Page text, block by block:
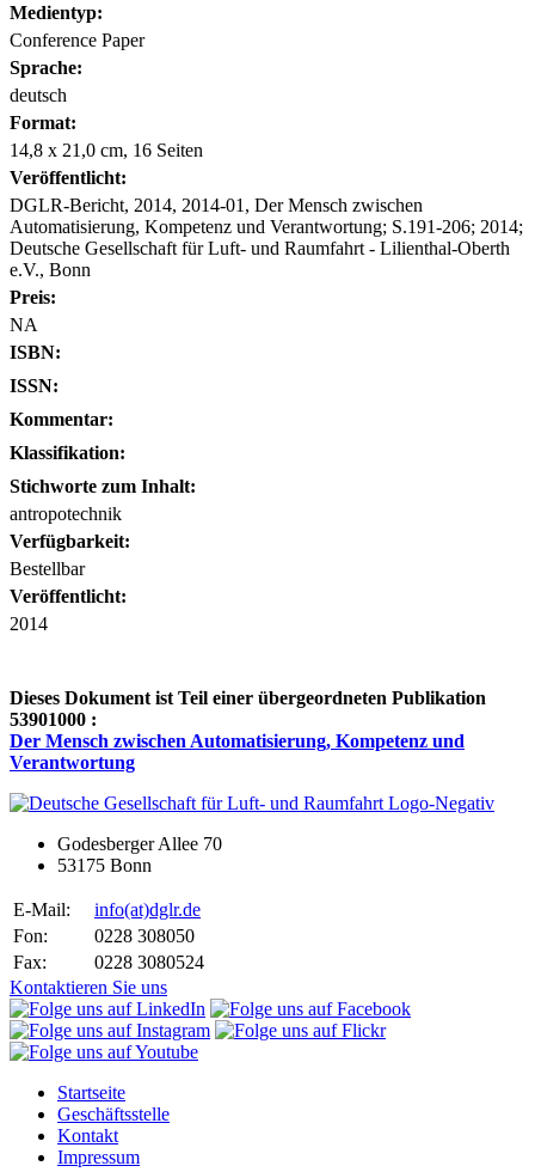
Medientyp:
Conference Paper
Sprache:
deutsch
Format:
14,8 x 21,0 cm, 16 Seiten
Veröffentlicht:
DGLR-Bericht, 2014, 2014-01, Der Mensch zwischen
Automatisierung, Kompetenz und Verantwortung; S.191-206; 2014;
Deutsche Gesellschaft für Luft- und Raumfahrt - Lilienthal-Oberth
e.V., Bonn
Preis:
NA
ISBN:
ISSN:
Kommentar:
Klassifikation:
Stichworte zum Inhalt:
antropotechnik
Verfügbarkeit:
Bestellbar
Veröffentlicht:
2014
Dieses Dokument ist Teil einer übergeordneten Publikation
53901000 :
Der Mensch zwischen Automatisierung, Kompetenz und
Verantwortung
Godesberger Allee 70
53175 Bonn
E-Mail: info(at)dglr.de
Fon:
0228 308050
Fax:
0228 3080524
Kontaktieren Sie uns
Startseite
Geschäftsstelle
Kontakt
Impressum